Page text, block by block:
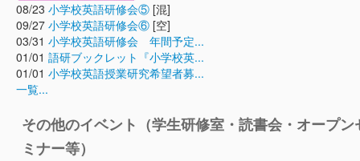
08/23 小学校英語研修会⑤ [混]
09/27 小学校英語研修会⑥ [空]
03/31 小学校英語研修会 年間予定...
01/01 語研ブックレット『小学校英...
01/01 小学校英語授業研究希望者募...
一覧...
その他のイベント（学生研修室・読書会・オープン
ミナー等）